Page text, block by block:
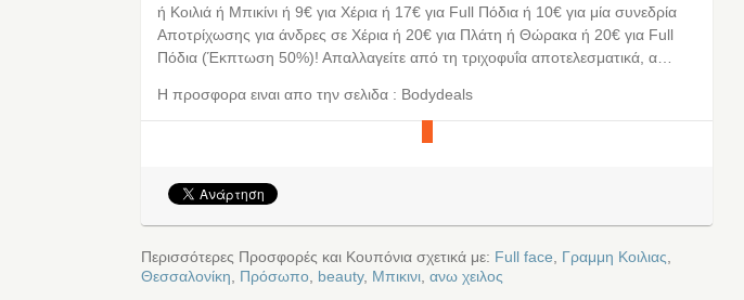
ή Κοιλιά ή Μπικίνι ή 9€ για Χέρια ή 17€ για Full Πόδια ή 10€ για μία συνεδρία
Αποτρίχωσης για άνδρες σε Χέρια ή 20€ για Πλάτη ή Θώρακα ή 20€ για Full
Πόδια (Έκπτωση 50%)! Απαλλαγείτε από τη τριχοφυΐα αποτελεσματικά, α…
Η προσφορα ειναι απο την σελιδα : Bodydeals
Περισσότερες Προσφορές και Κουπόνια σχετικά με: Full face Γραμμη Κοιλιας
Θεσσαλονίκη
Πρόσωπο, beauty, Μπικινι, ανω χειλος